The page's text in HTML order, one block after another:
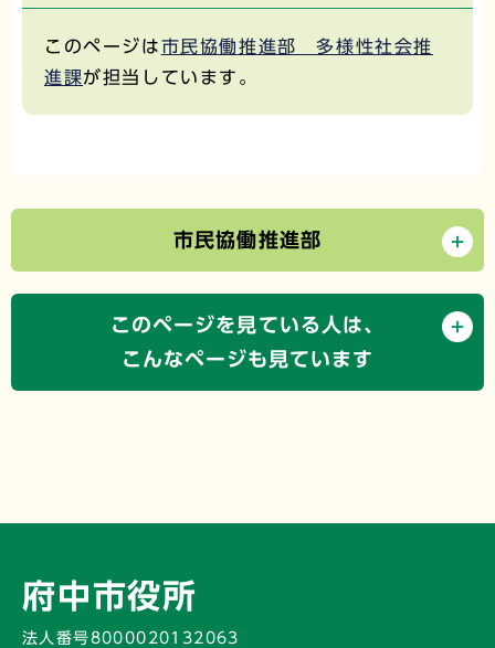
このページは市民協働推進部 多様性社会推
進課が担当しています。
市民協働推進部
このページを見ている人は、
こんなページも見ています
府中市役所
法人番号8000020132063